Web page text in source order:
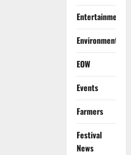
Entertainment
Environment
EOW
Events
Farmers
Festival
News